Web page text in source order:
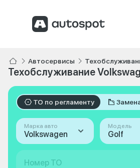
Автосервисы
Техобслуживание
ТО по регламенту
Марка авто
Volkswagen
Модель
Golf
Номер ТО